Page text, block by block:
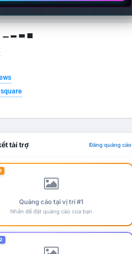
▁ ▂ ▃ ▄
tài trợ Đăng quảng cáo
Quảng cáo tại vị trí #1
Nhấn để đặt quảng cáo của bạn